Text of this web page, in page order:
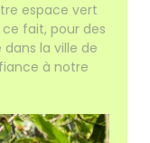
espace vert
fait, pour des
la ville de
à notre